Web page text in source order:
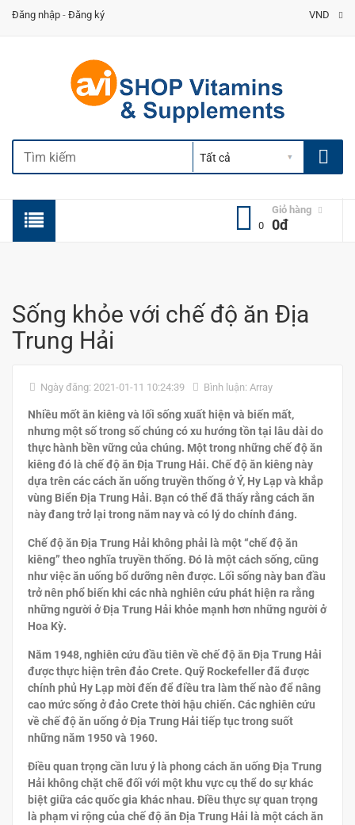
Đăng nhập - Đăng ký VND
Giỏ hàng
0
0đ
Sống khỏe với chế độ ăn Địa
Trung Hải
Ngày đăng: 2021-01-11 10:24:39 Bình luận: Array
Nhiều mốt ăn kiêng và lối sống xuất hiện và biến mất,
nhưng một số trong số chúng có xu hướng tồn tại lâu dài do
thực hành bền vững của chúng. Một trong những chế độ ăn
kiêng đó là chế độ ăn Địa Trung Hải. Chế độ ăn kiêng này
dựa trên các cách ăn uống truyền thống ở Ý, Hy Lạp và khắp
vùng Biển Địa Trung Hải. Bạn có thể đã thấy rằng cách ăn
này đang trở lại trong năm nay và có lý do chính đáng.
Chế độ ăn Địa Trung Hải không phải là một “chế độ ăn
kiêng” theo nghĩa truyền thống. Đó là một cách sống, cũng
như việc ăn uống bổ dưỡng nên được. Lối sống này ban đầu
trở nên phổ biến khi các nhà nghiên cứu phát hiện ra rằng
những người ở Địa Trung Hải khỏe mạnh hơn những người ở
Hoa Kỳ.
Năm 1948, nghiên cứu đầu tiên về chế độ ăn Địa Trung Hải
được thực hiện trên đảo Crete. Quỹ Rockefeller đã được
chính phủ Hy Lạp mời đến để điều tra làm thế nào để nâng
cao mức sống ở đảo Crete thời hậu chiến. Các nghiên cứu
về chế độ ăn uống ở Địa Trung Hải tiếp tục trong suốt
những năm 1950 và 1960.
Điều quan trọng cần lưu ý là phong cách ăn uống Địa Trung
Hải không chặt chẽ đối với một khu vực cụ thể do sự khác
biệt giữa các quốc gia khác nhau. Điều thực sự quan trọng
là phạm vi rộng của chế độ ăn Địa Trung Hải là một cách ăn